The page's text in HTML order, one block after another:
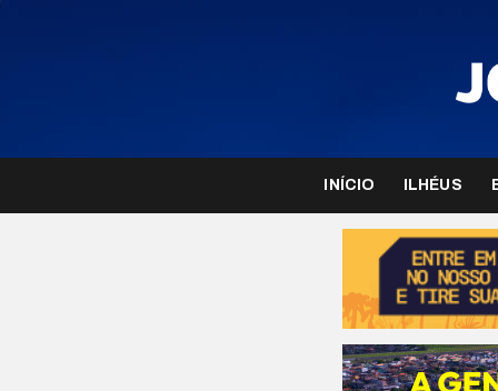
INÍCIO ILHÉUS